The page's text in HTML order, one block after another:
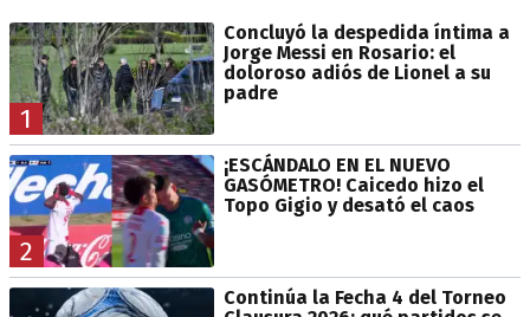
1
Concluyó la despedida íntima a
Jorge Messi en Rosario: el
doloroso adiós de Lionel a su
padre
2
¡ESCÁNDALO EN EL NUEVO
GASÓMETRO! Caicedo hizo el
Topo Gigio y desató el caos
Continúa la Fecha 4 del Torneo